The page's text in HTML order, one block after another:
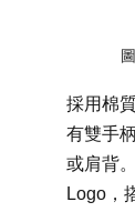
採用棉
有雙手
或肩背
Logo，